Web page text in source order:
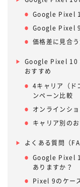
Google Pixel
Google Pixel
価格差に見合
Google Pixel 10
おすすめ
4キャリア（ド
ンペーン比較
オンラインシ
キャリア別の
よくある質問（
Google Pixel
ありますか？
Pixel 9のケー